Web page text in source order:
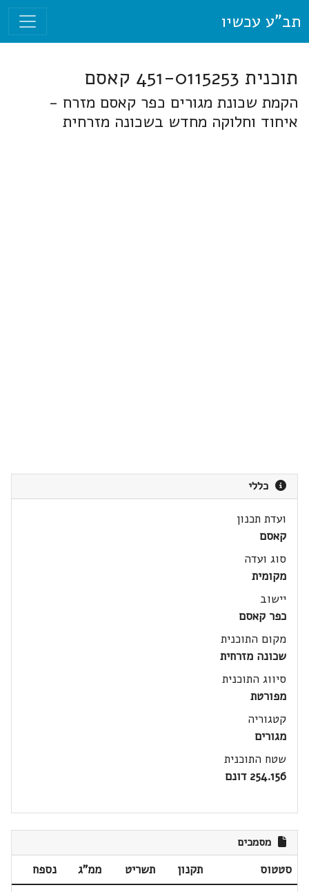
תב"ע עכשיו
תוכנית 451-0115253 קאסם
הקמת שכונת מגורים כפר קאסם מזרח -
איחוד וחלוקה מחדש בשכונה מזרחית
כללי
ועדת תכנון
קאסם
סוג ועדה
מקומית
יישוב
כפר קאסם
מקום התוכנית
שכונה מזרחית
סיווג התוכנית
מפורטת
קטגוריה
מגורים
שטח התוכנית
254.156 דונם
מסמכים
סטטוס תקנון תשריט ממ"ג
נספח